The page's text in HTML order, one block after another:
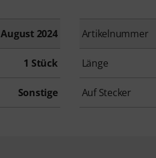
August 2024 Artikelnummer
1 Stück Länge
Sonstige Auf Stecker